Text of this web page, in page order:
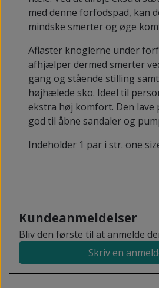
med denne forfodspad, kan
mindske smerter og øge
Aflaster knoglerne under
afhjælper dermed smerter
gang og stående stilling
højhælede sko. Ideel til
ekstra høj komfort. Den lave
god til åbne sandaler og
Indeholder 1 par i str. one
Kundeanmeldelser
Bliv den første til at anmelde
Skriv en